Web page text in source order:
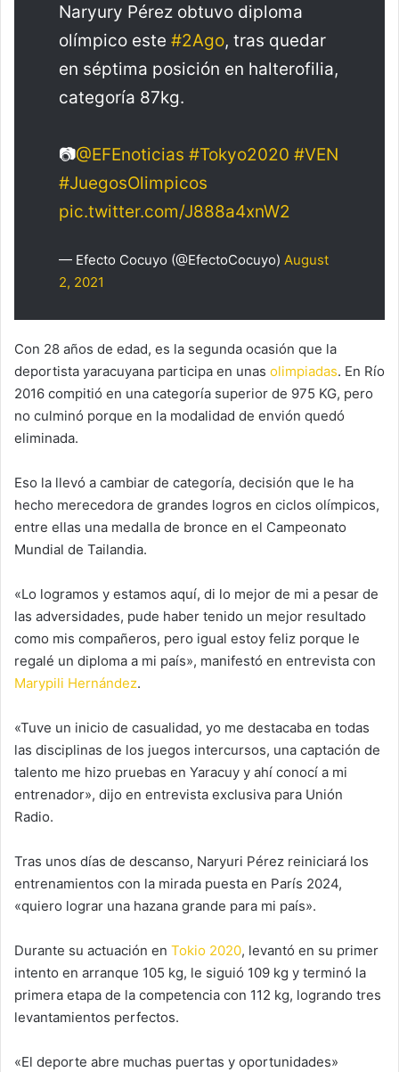
Naryury Pérez obtuvo diploma
olímpico este #2Ago, tras quedar
en séptima posición en halterofilia,
categoría 87kg.
📷@EFEnoticias #Tokyo2020 #VEN
#JuegosOlimpicos
pic.twitter.com/J888a4xnW2
— Efecto Cocuyo (@EfectoCocuyo) August
2, 2021
Con 28 años de edad, es la segunda ocasión que la
deportista yaracuyana participa en unas olimpiadas. En Río
2016 compitió en una categoría superior de 975 KG, pero
no culminó porque en la modalidad de envión quedó
eliminada.
Eso la llevó a cambiar de categoría, decisión que le ha
hecho merecedora de grandes logros en ciclos olímpicos,
entre ellas una medalla de bronce en el Campeonato
Mundial de Tailandia.
«Lo logramos y estamos aquí, di lo mejor de mi a pesar de
las adversidades, pude haber tenido un mejor resultado
como mis compañeros, pero igual estoy feliz porque le
regalé un diploma a mi país», manifestó en entrevista con
Marypili Hernández.
«Tuve un inicio de casualidad, yo me destacaba en todas
las disciplinas de los juegos intercursos, una captación de
talento me hizo pruebas en Yaracuy y ahí conocí a mi
entrenador», dijo en entrevista exclusiva para Unión
Radio.
Tras unos días de descanso, Naryuri Pérez reiniciará los
entrenamientos con la mirada puesta en París 2024,
«quiero lograr una hazana grande para mi país».
Durante su actuación en Tokio 2020, levantó en su primer
intento en arranque 105 kg, le siguió 109 kg y terminó la
primera etapa de la competencia con 112 kg, logrando tres
levantamientos perfectos.
«El deporte abre muchas puertas y oportunidades»